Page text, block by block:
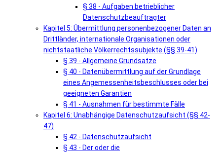
§ 38 - Aufgaben betrieblicher
Datenschutzbeauftragter
Kapitel 5: Übermittlung personenbezogener Daten an
Drittländer, internationale Organisationen oder
nichtstaatliche Völkerrechtssubjekte (§§ 39-41)
§ 39 - Allgemeine Grundsätze
§ 40 - Datenübermittlung auf der Grundlage
eines Angemessenheitsbeschlusses oder bei
geeigneten Garantien
§ 41 - Ausnahmen für bestimmte Fälle
Kapitel 6: Unabhängige Datenschutzaufsicht (§§ 42-
47)
§ 42 - Datenschutzaufsicht
§ 43 - Der oder die